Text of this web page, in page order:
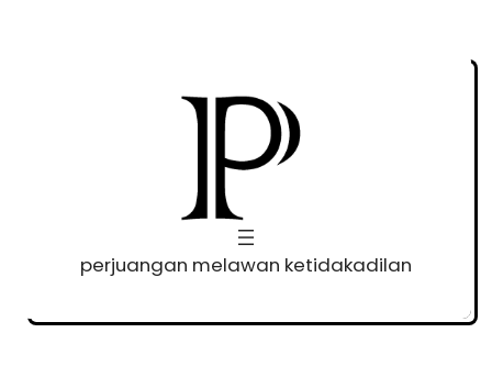
perjuangan melawan ketidakadilan